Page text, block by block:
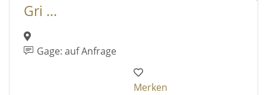
Gri ...
Gage: auf Anfrage
Merken